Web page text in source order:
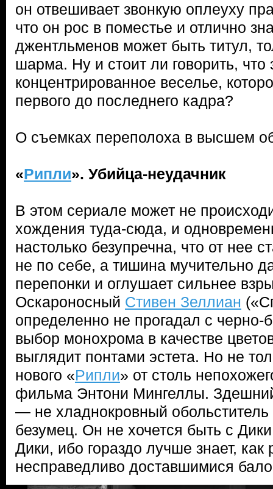
он отвешивает звонкую оплеуху
что он рос в поместье и отлично
джентльменов может быть титул,
шарма. Ну и стоит ли говорить, что
концентрированное веселье,
первого до последнего кадра?
О съемках переполоха в высшем
«Рипли». Убийца-неудачник
В этом сериале может не
хождения туда-сюда, и
настолько безупречна, что от нее
не по себе, а тишина мучительно
перепонки и оглушает сильнее
Оскароносный Стивен Зеллиан
определенно не прогадал с черно-
выбор монохрома в качестве
выглядит понтами эстета. Но не
нового «Рипли» от столь
фильма Энтони Мингеллы.
— не хладнокровный
безумец. Он не хочется быть с
Дики, ибо гораздо лучше знает, как
несправедливо доставшимися